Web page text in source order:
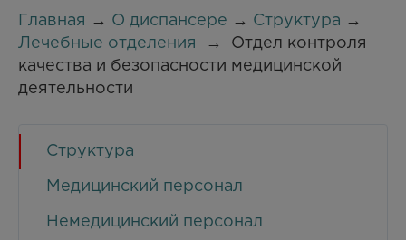
Главная → О диспансере → Структура →
Лечебные отделения
→ Отдел контроля
качества и безопасности медицинской
деятельности
Структура
Медицинский персонал
Немедицинский персонал